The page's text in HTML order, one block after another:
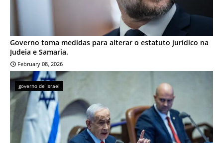
Governo toma medidas para alterar o estatuto jurídico na
Judeia e Samaria.
February 08, 2026
governo de Israel